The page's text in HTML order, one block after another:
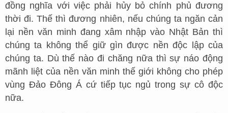
đồng nghĩa với việc phải hủy bỏ chính phủ đương
thời đi. Thế thì đương nhiên, nếu chúng ta ngăn cản
lại nền văn minh đang xâm nhập vào Nhật Bản thì
chúng ta không thể giữ gìn được nền độc lập của
chúng ta. Dù thế nào đi chăng nữa thì sự náo động
mãnh liệt của nền văn minh thế giới không cho phép
vùng Đảo Đông Á cứ tiếp tục ngủ trong sự cô độc
nữa.